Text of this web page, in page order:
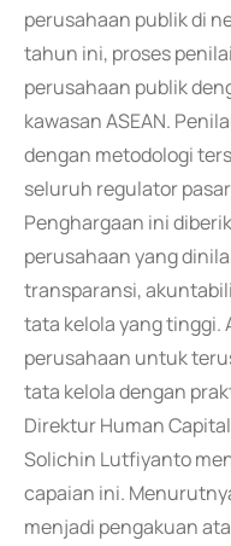
perusahaan publik di
tahun ini, proses
perusahaan publik
kawasan ASEAN.
dengan metodologi
seluruh regulator pasar
Penghargaan ini
perusahaan yang
transparansi,
tata kelola yang tinggi.
perusahaan untuk
tata kelola dengan
Direktur Human
Solichin Lutfiyanto
capaian ini.
menjadi pengakuan